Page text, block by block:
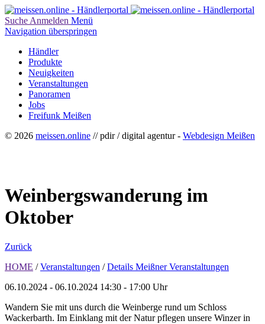
Suche Anmelden Menü
Navigation überspringen
Händler
Produkte
Neuigkeiten
Veranstaltungen
Panoramen
Jobs
Freifunk Meißen
© 2026 meissen.online // pdir / digital agentur - Webdesign Meißen
Weinbergswanderung im
Oktober
Zurück
HOME / Veranstaltungen / Details Meißner Veranstaltungen
06.10.2024 - 06.10.2024 14:30 - 17:00 Uhr
Wandern Sie mit uns durch die Weinberge rund um Schloss
Wackerbarth. Im Einklang mit der Natur pflegen unsere Winzer in